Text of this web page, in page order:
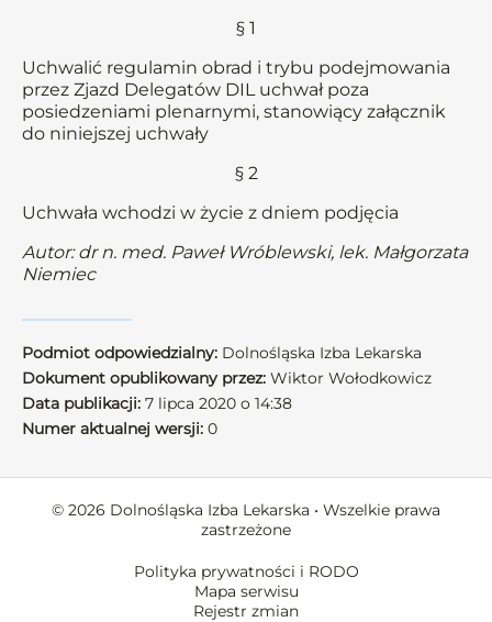
§ 1
Uchwalić regulamin obrad i trybu podejmowania
przez Zjazd Delegatów DIL uchwał poza
posiedzeniami plenarnymi, stanowiący załącznik
do niniejszej uchwały
§ 2
Uchwała wchodzi w życie z dniem podjęcia
Autor: dr n. med. Paweł Wróblewski, lek. Małgorzata
Niemiec
Podmiot odpowiedzialny: Dolnośląska Izba Lekarska
Dokument opublikowany przez: Wiktor Wołodkowicz
Data publikacji: 7 lipca 2020 o 14:38
Numer aktualnej wersji: 0
© 2026 Dolnośląska Izba Lekarska • Wszelkie prawa
zastrzeżone
Polityka prywatności i RODO
Mapa serwisu
Rejestr zmian